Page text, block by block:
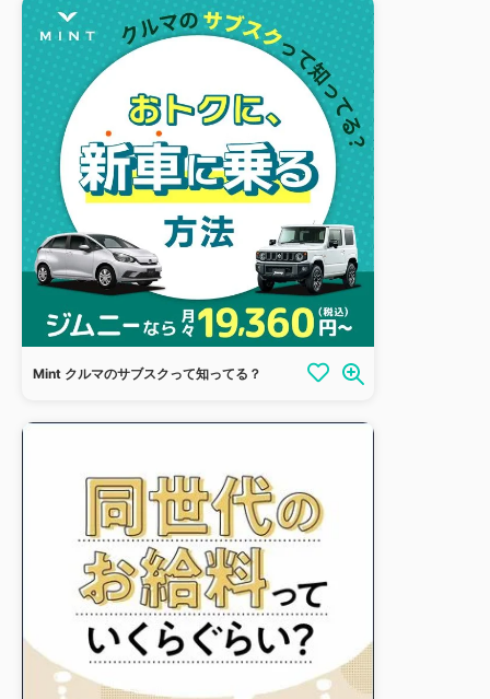
Mint クルマのサブスクって知ってる？